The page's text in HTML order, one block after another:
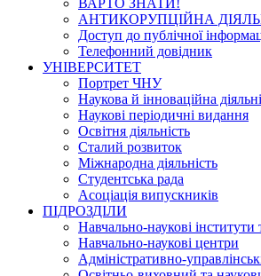
АНТИКОРУПЦІЙНА
Доступ до публічної
Телефонний довідник
УНІВЕРСИТЕТ
Портрет ЧНУ
Наукова й інноваційна
Наукові періодичні видання
Освітня діяльність
Сталий розвиток
Міжнародна діяльність
Студентська рада
Асоціація випускників
ПІДРОЗДІЛИ
Навчально-наукові інститути
Навчально-наукові центри
Адміністративно-